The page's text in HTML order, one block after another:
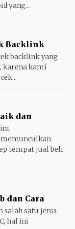
yang...
Backlink
backlink yang
karena kami
dan
tempat jual beli
dan Cara
salah satu jenis
hal ini